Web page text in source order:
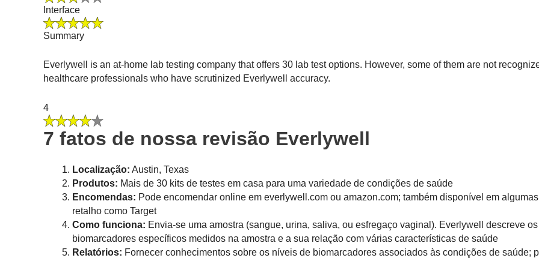
Interface
Summary
Everlywell is an at-home lab testing company that offers 30 lab test options. However, some of them are not
healthcare professionals who have scrutinized Everlywell accuracy.
4
7 fatos de nossa revisão Everlywell
Localização: Austin, Texas
Produtos: Mais de 30 kits de testes em casa para uma variedade de condições de saúde
Encomendas: Pode encomendar online em everlywell.com ou amazon.com; também disponível em
retalho como Target
Como funciona: Envia-se uma amostra (sangue, urina, saliva, ou esfregaço vaginal). Everlywell descreve
biomarcadores específicos medidos na amostra e a sua relação com várias características de saúde
Relatórios: Fornecer conhecimentos sobre os níveis de biomarcadores associados às condições de saúde;